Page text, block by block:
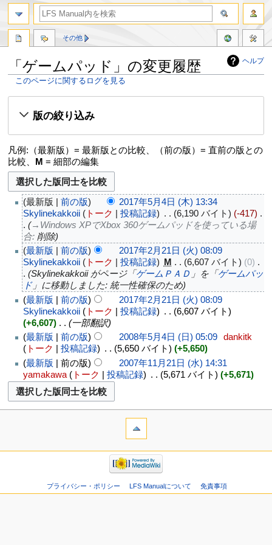
ヘルプ
「ゲームパッド」の変更履歴
このページに関するログを見る
ー
シ
ョ
ン
に
移
動
移
動
版の絞り込み
凡例:（最新版）= 最新版との比較、（前の版）= 直前の版との
比較、 M = 細部の編集
最新版 前の版
2017年5月4日 (木) 13:34
Skylinekakkoii トーク 投稿記録 6,190 バイト -417
→‎Windows XPでXbox 360ゲームパッドを使っている場
合: 削除
最新版
前の版
2017年2月21日 (火) 08:09
Skylinekakkoii トーク 投稿記録 M 6,607 バイト 0
Skylinekakkoii がページ「ゲームＰＡＤ 」を「ゲームパッ
ド」に移動しました: 統一性確保のため
最新版
前の版
2017年2月21日 (火) 08:09
Skylinekakkoii トーク 投稿記録
6,607 バイト
+6,607 ‎
一部翻訳
最新版
前の版 2008年5月4日 (日) 05:09‎ dankitk
トーク
投稿記録 5,650 バイト
+5,650
最新版
前の版
2007年11月21日 (水) 14:31
yamakawa トーク 投稿記録 5,671 バイト +5,671
その他
プライバシー・ポリシー LFS Manualについて 免責事項